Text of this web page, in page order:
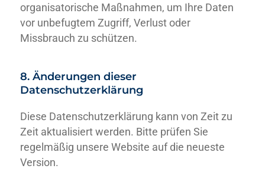
organisatorische Maßnahmen, um Ihre Daten
vor unbefugtem Zugriff, Verlust oder
Missbrauch zu schützen.
8. Änderungen dieser
Datenschutzerklärung
Diese Datenschutzerklärung kann von Zeit zu
Zeit aktualisiert werden. Bitte prüfen Sie
regelmäßig unsere Website auf die neueste
Version.